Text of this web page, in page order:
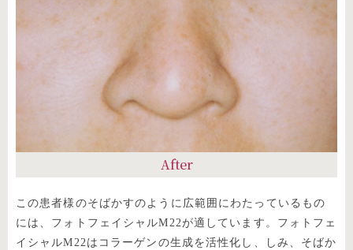
After
この患者様のそばかすのように広範囲にわたっているもの
には、フォトフェイシャルM22が適しています。フォトフェ
イシャルM22はコラーゲンの生成を活性化し、しみ、そばか